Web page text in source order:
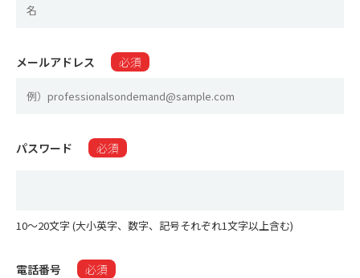
メールアドレス 必須
パスワード 必須
10〜20文字 (大小英字、数字、記号それぞれ1文字以上含む)
電話番号 必須